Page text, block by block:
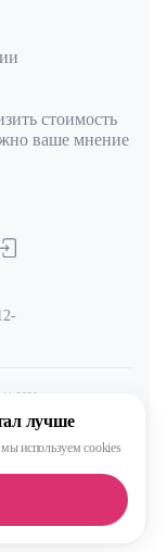
стоимость
ваше мнение
области
лучше
мы используем cookies